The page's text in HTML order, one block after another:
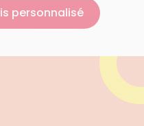
personnalisé